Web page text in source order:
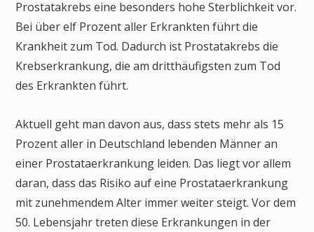
Prostatakrebs eine besonders hohe Sterblichkeit vor.
Bei über elf Prozent aller Erkrankten führt die
Krankheit zum Tod. Dadurch ist Prostatakrebs die
Krebserkrankung, die am dritthäufigsten zum Tod
des Erkrankten führt.
Aktuell geht man davon aus, dass stets mehr als 15
Prozent aller in Deutschland lebenden Männer an
einer Prostataerkrankung leiden. Das liegt vor allem
daran, dass das Risiko auf eine Prostataerkrankung
mit zunehmendem Alter immer weiter steigt. Vor dem
50. Lebensjahr treten diese Erkrankungen in der